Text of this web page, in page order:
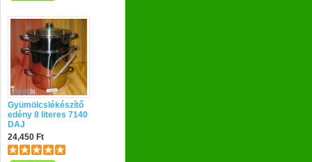
Gyümölcslékészítő
edény 8 literes 7140
DAJ
24,450 Ft